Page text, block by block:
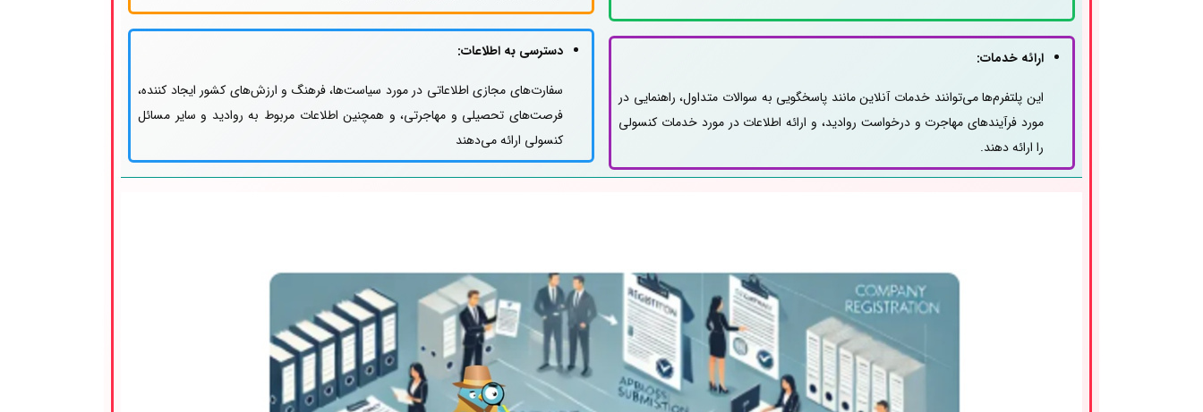
ارائه خدمات:
این پلتفرم‌ها می‌توانند خدمات آنلاین مانند پاسخگویی به سوالات متداول، راهنمایی در
مورد فرآیندهای مهاجرت و درخواست روادید، و ارائه اطلاعات در مورد خدمات کنسولی
را ارائه دهند.
دسترسی به اطلاعات:
سفارت‌های مجازی اطلاعاتی در مورد سیاست‌ها، فرهنگ و ارزش‌های کشور ایجاد کننده،
فرصت‌های تحصیلی و مهاجرتی، و همچنین اطلاعات مربوط به روادید و سایر مسائل
کنسولی ارائه می‌دهند